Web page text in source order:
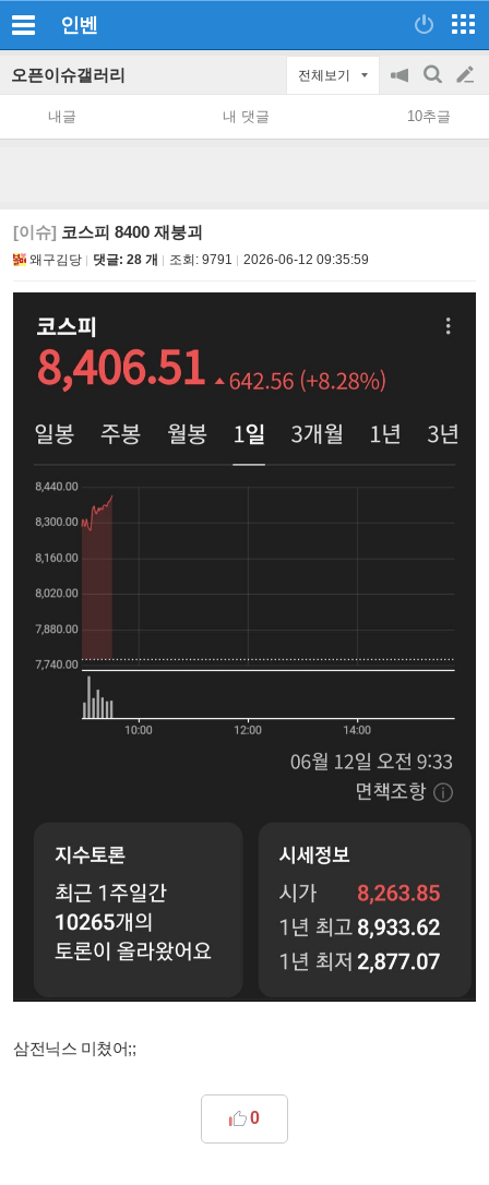
인벤
오픈이슈갤러리 전체보기
공
지
on/off
검
색
글
쓰
내글 내 댓글 10추글
[이슈] 코스피 8400 재붕괴
왜구김당 댓글: 28 개 조회: 9791 2026-06-12 09:35:59
삼전닉스 미쳤어;;
0